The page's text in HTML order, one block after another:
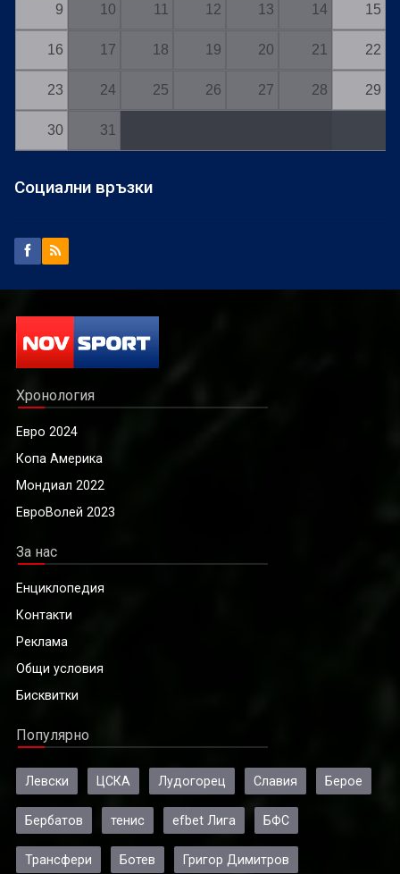
9 10 11 12 13 14 15
16 17 18 19 20 21 22
23 24 25 26 27 28 29
30 31
Социални връзки
Хронология
Евро 2024
Копа Америка
Мондиал 2022
ЕвроВолей 2023
За нас
Енциклопедия
Контакти
Реклама
Общи условия
Бисквитки
Популярно
Левски ЦСКА Лудогорец Славия Берое
Бербатов тенис efbet Лига БФС
Трансфери Ботев Григор Димитров